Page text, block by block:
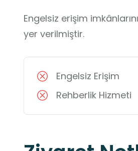
Engelsiz erişim
yer verilmiştir.
Engelsiz Erişim
Rehberlik Hizmeti